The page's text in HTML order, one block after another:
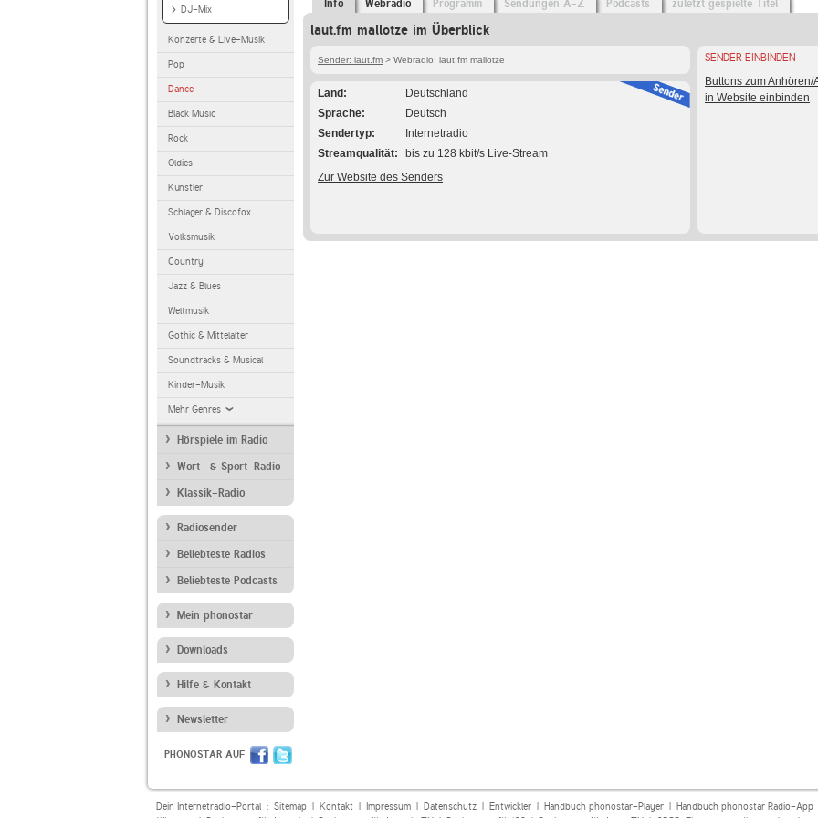
DJ-Mix
Konzerte & Live-Musik
Pop
Dance
Black Music
Rock
Oldies
Künstler
Schlager & Discofox
Volksmusik
Country
Jazz & Blues
Weltmusik
Gothic & Mittelalter
Soundtracks & Musical
Kinder-Musik
Mehr Genres
Hörspiele im Radio
Wort- & Sport-Radio
Klassik-Radio
Radiosender
Beliebteste Radios
Beliebteste Podcasts
Mein phonostar
Downloads
Hilfe & Kontakt
Newsletter
PHONOSTAR AUF
Info Webradio Programm Sendungen A-Z Podcasts zuletzt gespielte Titel
laut.fm mallotze im Überblick
Sender: laut.fm > Webradio: laut.fm mallotze
Land
Deutschland
Sprache
Deutsch
Sendertyp
Internetradio
Streamqualität
bis zu 128 kbit/s Live-Stream
Zur Website des Senders
SENDER EINBINDEN
Buttons zum Anhören/
in Website einbinden
Dein Internetradio-Portal : Sitemap| Kontakt| Impressum| Datenschutz| Entwickler| Handbuch phonostar-Player| Handbuch phonostar Radio-App